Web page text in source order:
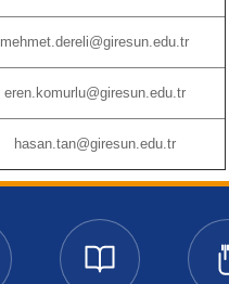
mehmet.dereli@giresun.edu.tr
eren.komurlu@giresun.edu.tr
hasan.tan@giresun.edu.tr